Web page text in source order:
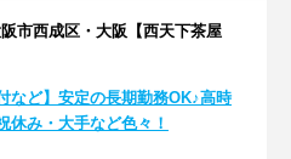
市西成区・大阪【西天下茶屋
など】安定の長期勤務OK♪高時
休み・大手など色々！